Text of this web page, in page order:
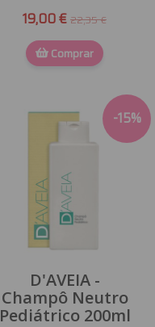
19,00 € 22,35 €
Comprar
-15%
D'AVEIA -
Champô Neutro
Pediátrico 200ml